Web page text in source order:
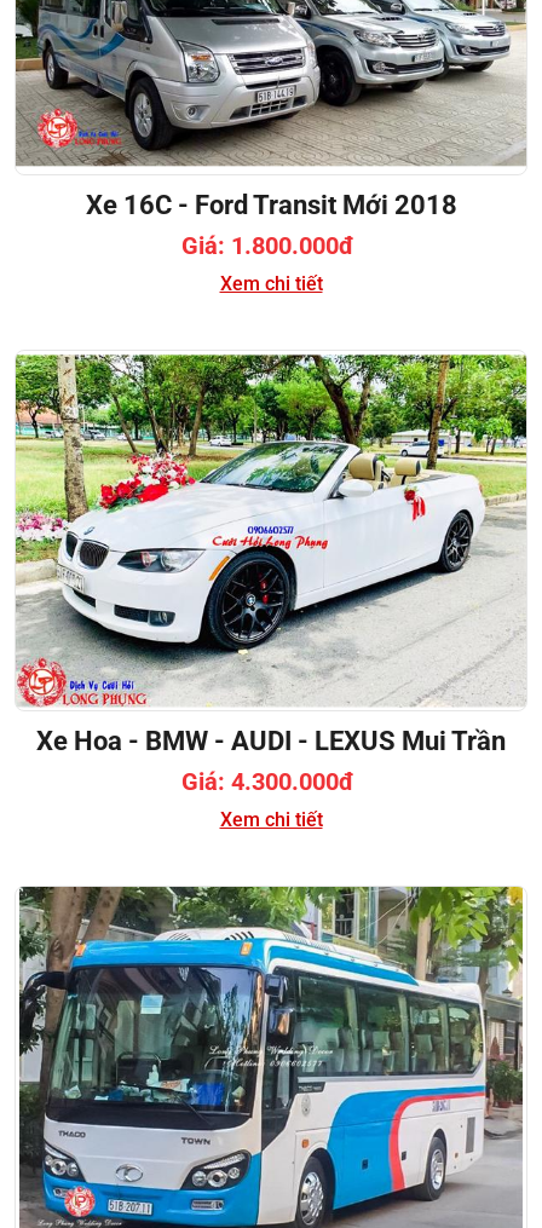
Xe 16C - Ford Transit Mới 2018
Giá: 1.800.000đ
Xem chi tiết
Xe Hoa - BMW - AUDI - LEXUS Mui Trần
Giá: 4.300.000đ
Xem chi tiết